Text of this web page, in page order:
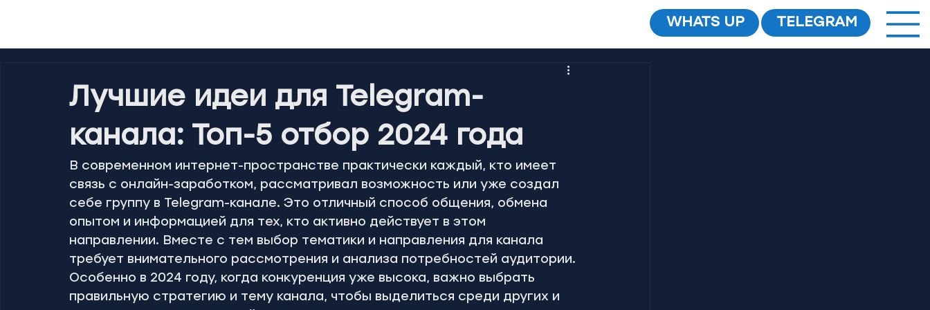
WHATS UP TELEGRAM
Лучшие идеи для Telegram-
канала: Топ-5 отбор 2024 года
В современном интернет-пространстве практически каждый, кто имеет
связь с онлайн-заработком, рассматривал возможность или уже создал
себе группу в Telegram-канале. Это отличный способ общения, обмена
опытом и информацией для тех, кто активно действует в этом
направлении. Вместе с тем выбор тематики и направления для канала
требует внимательного рассмотрения и анализа потребностей аудитории.
Особенно в 2024 году, когда конкуренция уже высока, важно выбрать
правильную стратегию и тему канала, чтобы выделиться среди других и